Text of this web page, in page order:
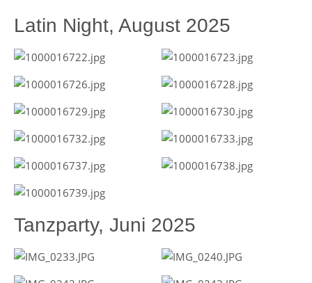
Latin Night, August 2025
Tanzparty, Juni 2025